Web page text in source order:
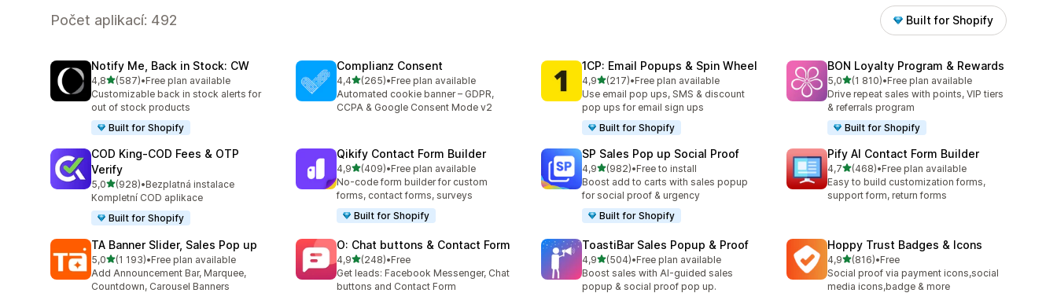
Počet aplikací: 492 Built for Shopify
Notify Me, Back in Stock: CW
4,8z 5 hvězd
(587)
Celkový počet recenzí: 587
•Free plan available
Customizable back in stock alerts for
out of stock products
Built for Shopify
Complianz Consent
4,4z 5 hvězd
(265)
Celkový počet recenzí: 265
•Free plan available
Automated cookie banner – GDPR,
CCPA & Google Consent Mode v2
1CP: Email Popups & Spin Wheel
4,9z 5 hvězd
(217)
Celkový počet recenzí: 217
•Free plan available
Use email pop ups, SMS & discount
pop ups for email sign ups
Built for Shopify
BON Loyalty Program & Rewards
5,0z 5 hvězd
(1 810)
Celkový počet recenzí: 1810
•Free plan available
Drive repeat sales with points, VIP tiers
& referrals program
Built for Shopify
COD King‑COD Fees & OTP
Verify
5,0z 5 hvězd
(928)
Celkový počet recenzí: 928
•Bezplatná instalace
Kompletní COD aplikace
Built for Shopify
Qikify Contact Form Builder
4,9z 5 hvězd
(409)
Celkový počet recenzí: 409
•Free plan available
No-code form builder for custom
forms, contact forms, surveys
Built for Shopify
SP Sales Pop up Social Proof
4,9z 5 hvězd
(982)
Celkový počet recenzí: 982
•Free to install
Boost add to carts with sales popup
for social proof & urgency
Built for Shopify
Pify AI Contact Form Builder
4,7z 5 hvězd
(468)
Celkový počet recenzí: 468
•Free plan available
Easy to build customization forms,
support form, return forms
TA Banner Slider, Sales Pop up
5,0z 5 hvězd
(1 193)
Celkový počet recenzí: 1193
•Free plan available
Add Announcement Bar, Marquee,
Countdown, Carousel Banners
O: Chat buttons & Contact Form
4,9z 5 hvězd
(248)
Celkový počet recenzí: 248
•Free
Get leads: Facebook Messenger, Chat
buttons and Contact Form
ToastiBar Sales Popup & Proof
4,9z 5 hvězd
(504)
Celkový počet recenzí: 504
•Free plan available
Boost sales with AI-guided sales
popup & social proof pop up.
Hoppy Trust Badges & Icons
4,9z 5 hvězd
(816)
Celkový počet recenzí: 816
•Free
Social proof via payment icons,social
media icons,badge & more